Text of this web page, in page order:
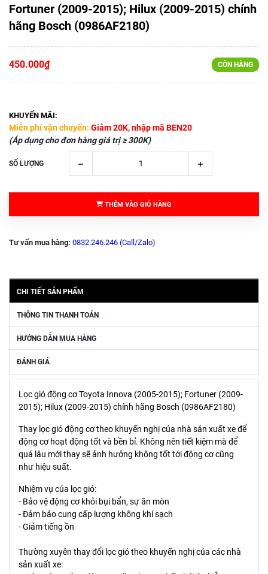
Fortuner (2009-2015); Hilux (2009-2015) chính
hãng Bosch (0986AF2180)
450.000₫ CÒN HÀNG
KHUYẾN MÃI:
Miễn phí vận chuyển: Giảm 20K, nhập mã BEN20
(Áp dụng cho đơn hàng giá trị ≥ 300K)
SỐ LƯỢNG
THÊM VÀO GIỎ HÀNG
Tư vấn mua hàng: 0832.246.246 (Call/Zalo)
CHI TIẾT SẢN PHẨM
THÔNG TIN THANH TOÁN
HƯỚNG DẪN MUA HÀNG
ĐÁNH GIÁ
Lọc gió động cơ Toyota Innova (2005-2015); Fortuner (2009-
2015); Hilux (2009-2015) chính hãng Bosch (0986AF2180)
Thay lọc gió động cơ theo khuyến nghị của nhà sản xuất xe để
động cơ hoạt động tốt và bền bỉ. Không nên tiết kiệm mà để
quá lâu mới thay sẽ ảnh hưởng không tốt tới động cơ cũng
như hiệu suất.
Nhiệm vụ của lọc gió:
- Bảo vệ động cơ khỏi bụi bẩn, sự ăn mòn
- Đảm bảo cung cấp lượng không khí sạch
- Giảm tiếng ồn
Thường xuyên thay đổi lọc gió theo khuyến nghị của các nhà
sản xuất xe: